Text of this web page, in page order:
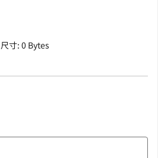
尺寸: 0 Bytes